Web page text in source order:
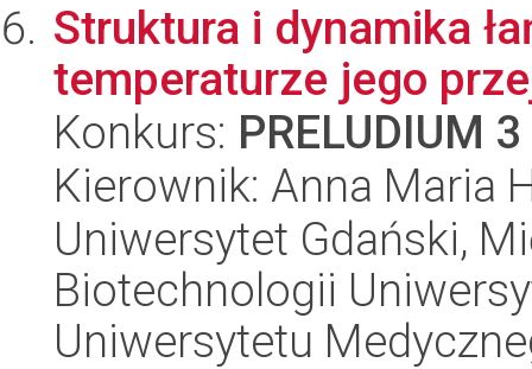
Struktura i dynamika
temperaturze jego
Konkurs: PRELUDIUM 3
Kierownik: Anna Maria
Uniwersytet Gdański,
Biotechnologii
Uniwersytetu